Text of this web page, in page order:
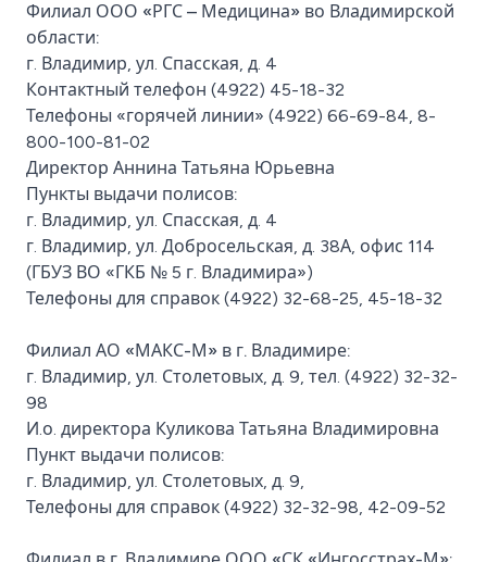
Филиал ООО «РГС – Медицина» во Владимирской
области:
г. Владимир, ул. Спасская, д. 4
Контактный телефон (4922) 45-18-32
Телефоны «горячей линии» (4922) 66-69-84, 8-
800-100-81-02
Директор Аннина Татьяна Юрьевна
Пункты выдачи полисов:
г. Владимир, ул. Спасская, д. 4
г. Владимир, ул. Добросельская, д. 38А, офис 114
(ГБУЗ ВО «ГКБ № 5 г. Владимира»)
Телефоны для справок (4922) 32-68-25, 45-18-32
Филиал АО «МАКС-М» в г. Владимире:
г. Владимир, ул. Столетовых, д. 9, тел. (4922) 32-32-
98
И.о. директора Куликова Татьяна Владимировна
Пункт выдачи полисов:
г. Владимир, ул. Столетовых, д. 9,
Телефоны для справок (4922) 32-32-98, 42-09-52